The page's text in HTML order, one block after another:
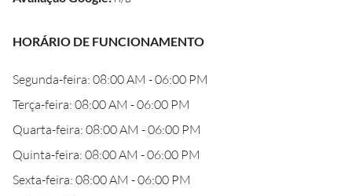
HORÁRIO DE FUNCIONAMENTO
Segunda-feira: 08:00 AM - 06:00 PM
Terça-feira: 08:00 AM - 06:00 PM
Quarta-feira: 08:00 AM - 06:00 PM
Quinta-feira: 08:00 AM - 06:00 PM
Sexta-feira: 08:00 AM - 06:00 PM